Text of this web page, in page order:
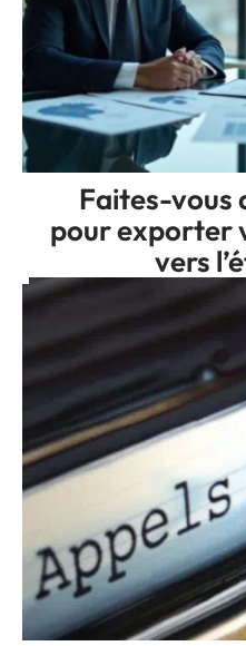
Faites-vous
pour exporter
vers